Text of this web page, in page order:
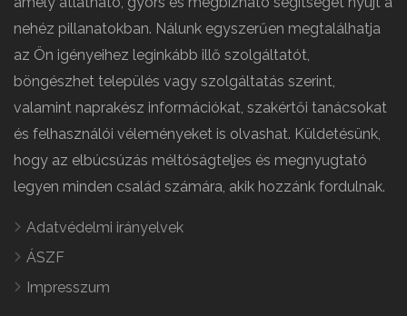
nehéz pillanatokban. Nálunk egyszerűen megtalálhatja
az Ön igényeihez leginkább illő szolgáltatót,
böngészhet település vagy szolgáltatás szerint,
valamint naprakész információkat, szakértői tanácsokat
és felhasználói véleményeket is olvashat. Küldetésünk,
hogy az elbúcsúzás méltóságteljes és megnyugtató
legyen minden család számára, akik hozzánk fordulnak.
Adatvédelmi irányelvek
ÁSZF
Impresszum